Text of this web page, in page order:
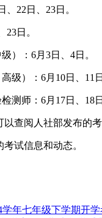
22日、23日。
日。
）：6月3日、4日。
级）：6月10日、11日
测师：6月17日、18日
查阅人社部发布的考
试信息和动态。
年七年级下学期开